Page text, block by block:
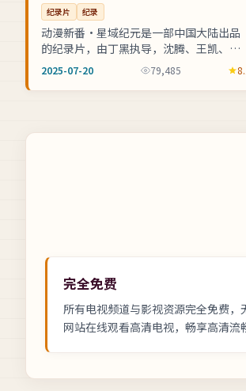
纪录片 纪录
动漫新番·星域纪元是一部中国大陆出品
的纪录片，由丁黑执导，沈腾、王凯、章
子怡等联袂主演。2025年07月20日在主流
高清频道首播，一家地方电视台...
2025-07-20 79,485
完全免费
所有电视频道与影视资源完全免费，
网站在线观看高清电视，畅享高清流